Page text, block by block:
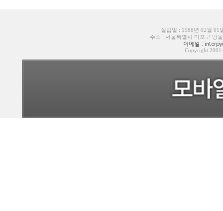
설립일 : 1988년 02월
주소 : 서울특별시 마포구 방
이메일 :
Copyright